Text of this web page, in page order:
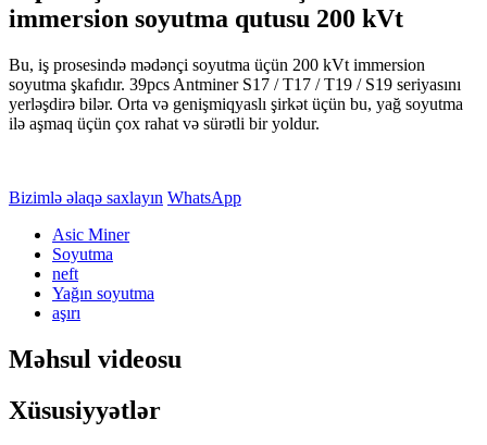
immersion soyutma qutusu 200 kVt
Bu, iş prosesində mədənçi soyutma üçün 200 kVt immersion
soyutma şkafıdır. 39pcs Antminer S17 / T17 / T19 / S19 seriyasını
yerləşdirə bilər. Orta və genişmiqyaslı şirkət üçün bu, yağ soyutma
ilə aşmaq üçün çox rahat və sürətli bir yoldur.
Bizimlə əlaqə saxlayın WhatsApp
Asic Miner
Soyutma
neft
Yağın soyutma
aşırı
Məhsul videosu
Xüsusiyyətlər